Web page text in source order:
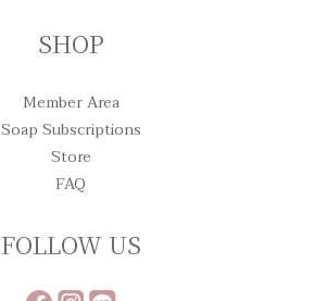
SHOP
Member Area
Soap Subscriptions
Store
FAQ
FOLLOW US